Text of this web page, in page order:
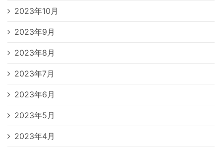
2023年10月
2023年9月
2023年8月
2023年7月
2023年6月
2023年5月
2023年4月